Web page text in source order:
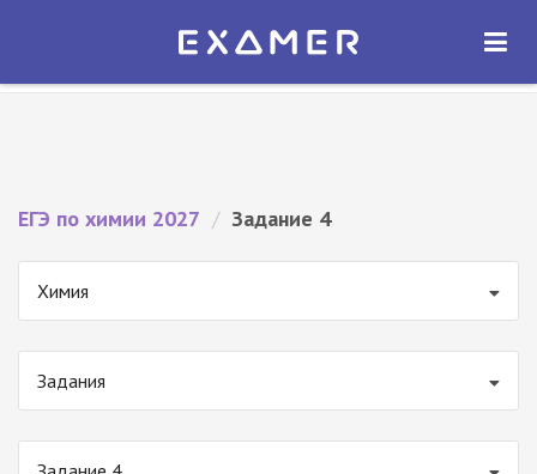
Экзамер — ЕГЭ 2027
ОТКРЫТЬ
ЕГЭ по химии 2027 / Задание 4
Химия
Задания